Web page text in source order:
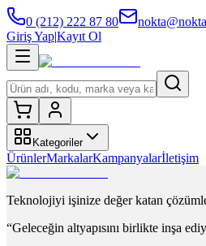
0 (212) 222 87 80
Giriş Yap|Kayıt Ol
Kategoriler
ÜrünlerMarkalarKampanyalarİletişim
Teknolojiyi işinize değer katan
“Geleceğin altyapısını birlikte inşa